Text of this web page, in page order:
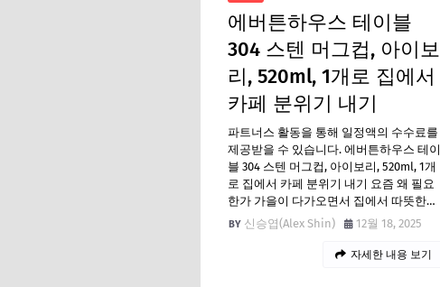
에버튼하우스 테이블
304 스텐 머그컵, 아이보
리, 520ml, 1개로 집에서
카페 분위기 내기
파트너스 활동을 통해 일정액의 수수료를
제공받을 수 있습니다. 에버튼하우스 테이
블 304 스텐 머그컵, 아이보리, 520ml, 1개
로 집에서 카페 분위기 내기 요즘 왜 필요
한가 가을이 다가오면서 집에서 따뜻한…
신승엽(Alex Shin)
12월 18, 2025
자세한 내용 보기